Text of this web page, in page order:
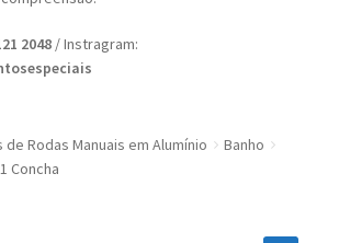
2048/ Instragram:
de Rodas Manuais em Alumínio
Banho
Concha